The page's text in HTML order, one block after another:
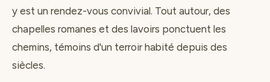
y est un rendez-vous convivial. Tout autour, des
chapelles romanes et des lavoirs ponctuent les
chemins, témoins d'un terroir habité depuis des
siècles.